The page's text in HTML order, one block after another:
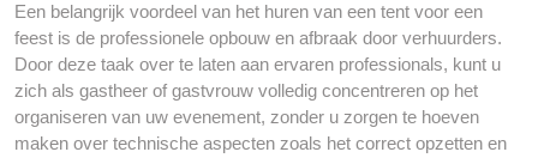
Een belangrijk voordeel van het huren van een tent voor een
feest is de professionele opbouw en afbraak door verhuurders.
Door deze taak over te laten aan ervaren professionals, kunt u
zich als gastheer of gastvrouw volledig concentreren op het
organiseren van uw evenement, zonder u zorgen te hoeven
maken over technische aspecten zoals het correct opzetten en